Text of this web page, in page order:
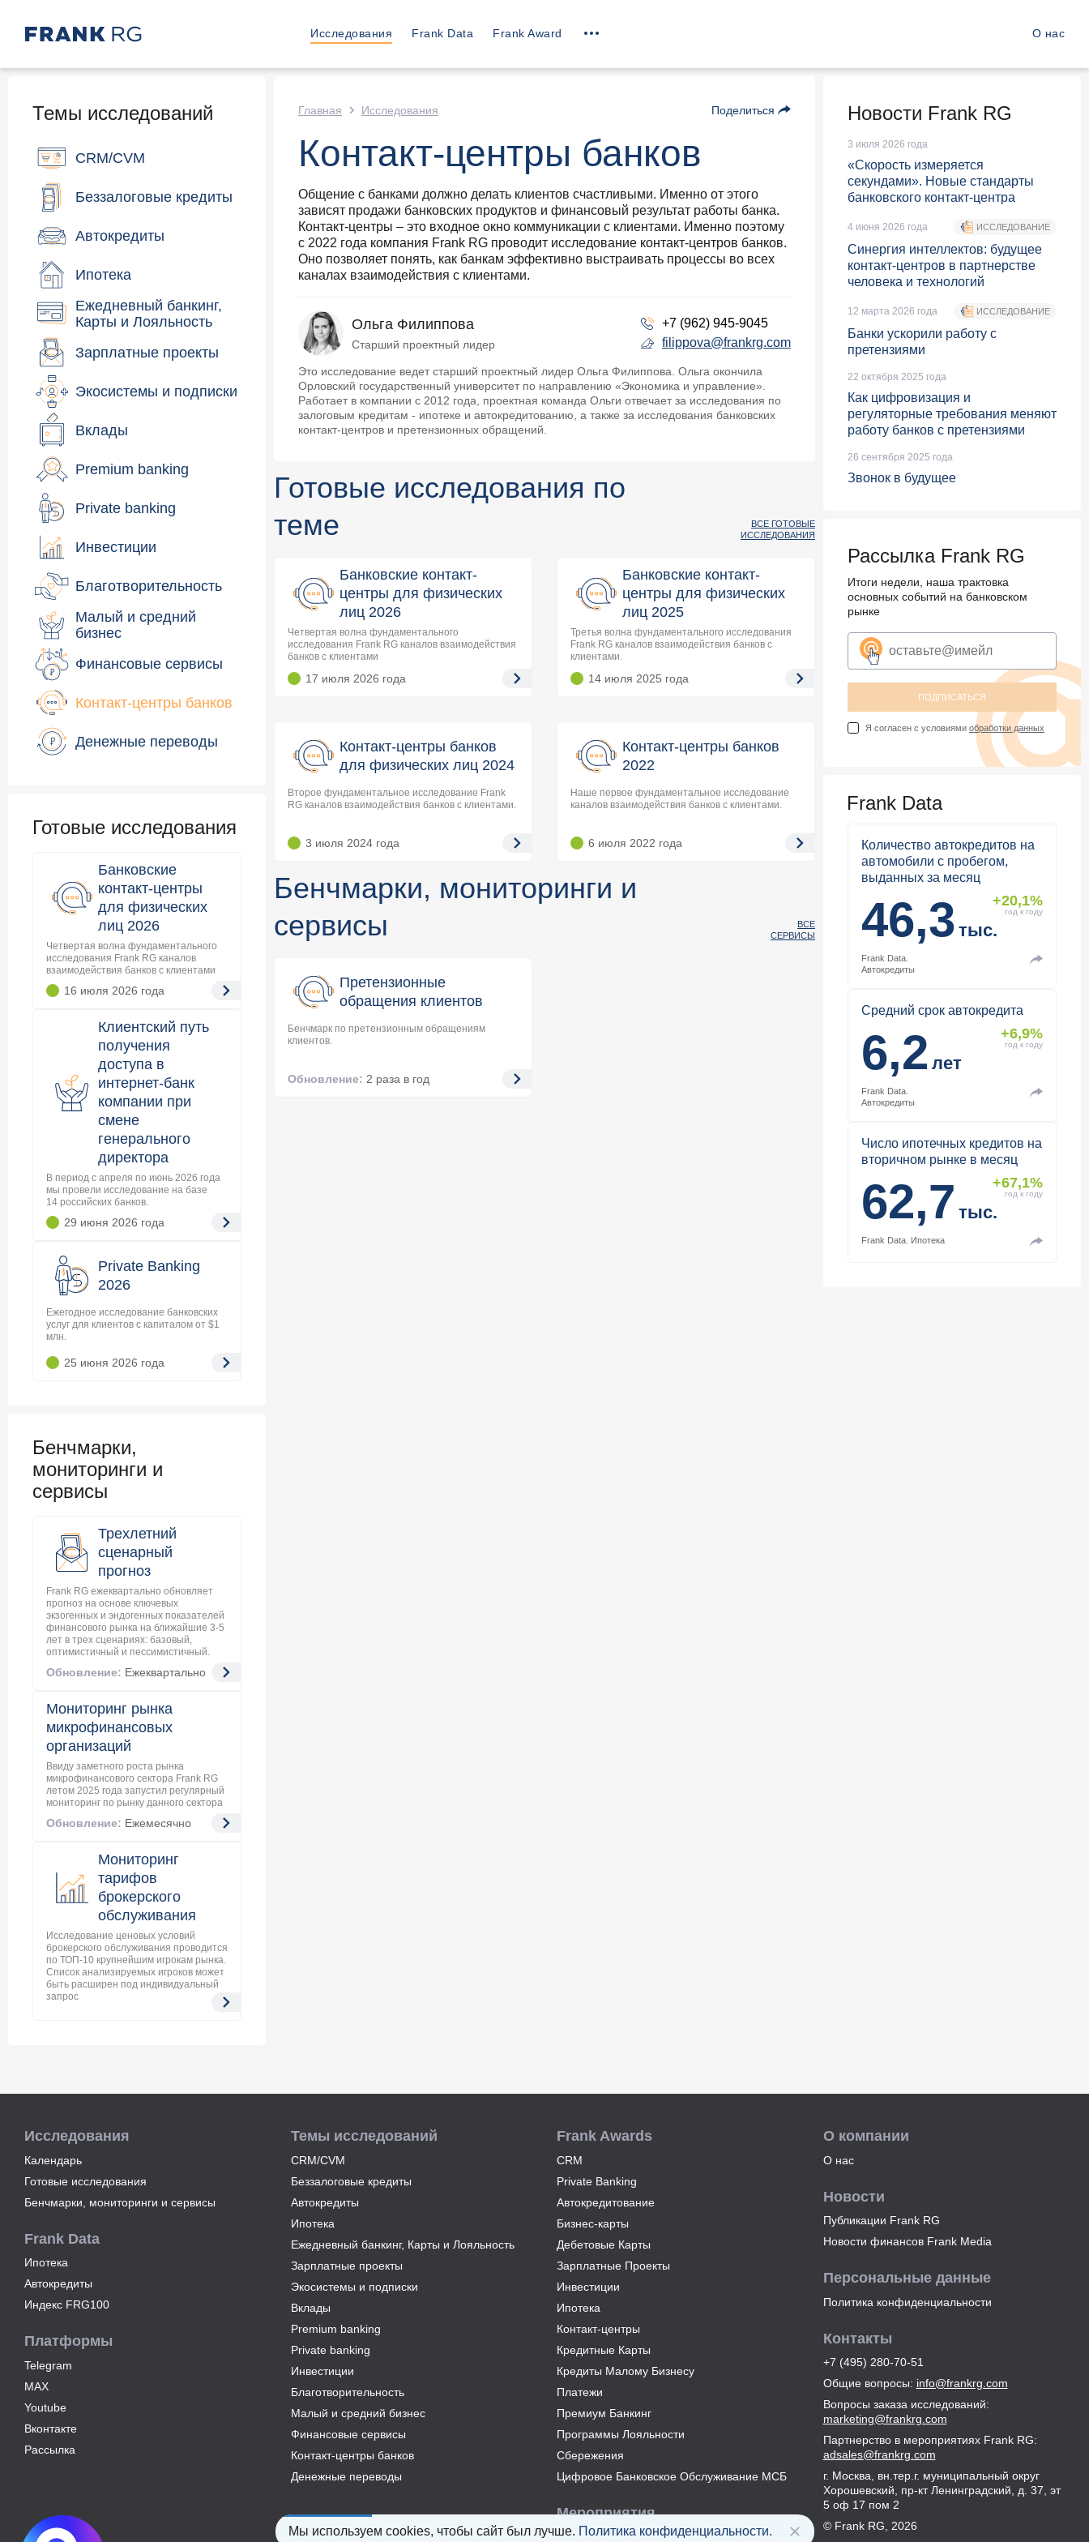
Исследования Frank Data Frank Award О нас
Темы исследований
CRM/CVM
Беззалоговые кредиты
Автокредиты
Ипотека
Ежедневный банкинг,
Карты и Лояльность
Зарплатные проекты
Экосистемы и подписки
Вклады
Premium banking
Private banking
Инвестиции
Благотворительность
Малый и средний
бизнес
Финансовые сервисы
Контакт-центры банков
Денежные переводы
Готовые исследования
Банковские
контакт-центры
для физических
лиц 2026
Четвертая волна фундаментального
исследования Frank RG каналов
взаимодействия банков с клиентами
16 июля 2026 года
Клиентский путь
получения
доступа в
интернет-банк
компании при
смене
генерального
директора
В период с апреля по июнь 2026 года
мы провели исследование на базе
14 российских банков.
29 июня 2026 года
Private Banking
2026
Ежегодное исследование банковских
услуг для клиентов с капиталом от $1
млн.
25 июня 2026 года
Бенчмарки,
мониторинги и
сервисы
Трехлетний
сценарный
прогноз
Frank RG ежеквартально обновляет
прогноз на основе ключевых
экзогенных и эндогенных показателей
финансового рынка на ближайшие 3-5
лет в трех сценариях: базовый,
оптимистичный и пессимистичный.
Обновление: Ежеквартально
Мониторинг рынка
микрофинансовых
организаций
Ввиду заметного роста рынка
микрофинансового сектора Frank RG
летом 2025 года запустил регулярный
мониторинг по рынку данного сектора
Обновление: Ежемесячно
Мониторинг
тарифов
брокерского
обслуживания
Исследование ценовых условий
брокерского обслуживания проводится
по ТОП-10 крупнейшим игрокам рынка.
Список анализируемых игроков может
быть расширен под индивидуальный
запрос
Главная Исследования Поделиться
Контакт-центры банков
Общение с банками должно делать клиентов счастливыми. Именно от этого
зависят продажи банковских продуктов и финансовый результат работы банка.
Контакт-центры – это входное окно коммуникации с клиентами. Именно поэтому
с 2022 года компания Frank RG проводит исследование контакт-центров банков.
Оно позволяет понять, как банкам эффективно выстраивать процессы во всех
каналах взаимодействия с клиентами.
Ольга Филиппова
Старший проектный лидер
+7 (962) 945-9045
filippova@frankrg.com
Это исследование ведет старший проектный лидер Ольга Филиппова. Ольга окончила
Орловский государственный университет по направлению «Экономика и управление».
Работает в компании с 2012 года, проектная команда Ольги отвечает за исследования по
залоговым кредитам - ипотеке и автокредитованию, а также за исследования банковских
контакт-центров и претензионных обращений.
Готовые исследования по
теме
ВСЕ ГОТОВЫЕ
ИССЛЕДОВАНИЯ
Банковские контакт-
центры для физических
лиц 2026
Четвертая волна фундаментального
исследования Frank RG каналов взаимодействия
банков с клиентами
17 июля 2026 года
Банковские контакт-
центры для физических
лиц 2025
Третья волна фундаментального исследования
Frank RG каналов взаимодействия банков с
клиентами.
14 июля 2025 года
Контакт-центры банков
для физических лиц 2024
Второе фундаментальное исследование Frank
RG каналов взаимодействия банков с клиентами.
3 июля 2024 года
Контакт-центры банков
2022
Наше первое фундаментальное исследование
каналов взаимодействия банков с клиентами.
6 июля 2022 года
Бенчмарки, мониторинги и
сервисы
ВСЕ
СЕРВИСЫ
Претензионные
обращения клиентов
Бенчмарк по претензионным обращениям
клиентов.
Обновление: 2 раза в год
Новости Frank RG
3 июля 2026 года
«Скорость измеряется
секундами». Новые стандарты
банковского контакт-центра
4 июня 2026 года ИССЛЕДОВАНИЕ
Синергия интеллектов: будущее
контакт-центров в партнерстве
человека и технологий
12 марта 2026 года ИССЛЕДОВАНИЕ
Банки ускорили работу с
претензиями
22 октября 2025 года
Как цифровизация и
регуляторные требования меняют
работу банков с претензиями
26 сентября 2025 года
Звонок в будущее
Рассылка Frank RG
Итоги недели, наша трактовка
основных событий на банковском
рынке
ПОДПИСАТЬСЯ
Я согласен с условиями обработки данных
Frank Data
Количество автокредитов на
автомобили с пробегом,
выданных за месяц
46,3 тыс.
+20,1%
год к году
Frank Data.
Автокредиты
Средний срок автокредита
6,2 лет
+6,9%
год к году
Frank Data.
Автокредиты
Число ипотечных кредитов на
вторичном рынке в месяц
62,7 тыс.
+67,1%
год к году
Frank Data. Ипотека
Исследования
Календарь
Готовые исследования
Бенчмарки, мониторинги и сервисы
Frank Data
Ипотека
Автокредиты
Индекс FRG100
Платформы
Telegram
MAX
Youtube
Вконтакте
Рассылка
Темы исследований
CRM/CVM
Беззалоговые кредиты
Автокредиты
Ипотека
Ежедневный банкинг, Карты и Лояльность
Зарплатные проекты
Экосистемы и подписки
Вклады
Premium banking
Private banking
Инвестиции
Благотворительность
Малый и средний бизнес
Финансовые сервисы
Контакт-центры банков
Денежные переводы
Frank Awards
CRM
Private Banking
Автокредитование
Бизнес-карты
Дебетовые Карты
Зарплатные Проекты
Инвестиции
Ипотека
Контакт-центры
Кредитные Карты
Кредиты Малому Бизнесу
Платежи
Премиум Банкинг
Программы Лояльности
Сбережения
Цифровое Банковское Обслуживание МСБ
Мероприятия
Все мероприятия
О компании
О нас
Новости
Публикации Frank RG
Новости финансов Frank Media
Персональные данные
Политика конфиденциальности
Контакты
+7 (495) 280-70-51
Общие вопросы: info@frankrg.com
Вопросы заказа исследований:
marketing@frankrg.com
Партнерство в мероприятиях Frank RG:
adsales@frankrg.com
г. Москва, вн.тер.г. муниципальный округ
Хорошевский, пр-кт Ленинградский, д. 37, эт
5 оф 17 пом 2
© Frank RG, 2026
Мы используем cookies, чтобы сайт был лучше. Политика конфиденциальности.